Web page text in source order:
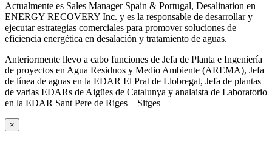
Actualmente es Sales Manager Spain & Portugal, Desalination en
ENERGY RECOVERY Inc. y es la responsable de desarrollar y
ejecutar estrategias comerciales para promover soluciones de
eficiencia energética en desalación y tratamiento de aguas.
Anteriormente llevo a cabo funciones de Jefa de Planta e Ingeniería
de proyectos en Agua Residuos y Medio Ambiente (AREMA), Jefa
de línea de aguas en la EDAR El Prat de Llobregat, Jefa de plantas
de varias EDARs de Aigües de Catalunya y analaista de Laboratorio
en la EDAR Sant Pere de Riges – Sitges
×